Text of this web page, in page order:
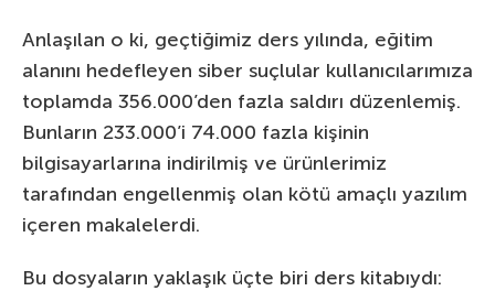
Anlaşılan o ki, geçtiğimiz ders yılında, eğitim
alanını hedefleyen siber suçlular kullanıcılarımıza
toplamda 356.000’den fazla saldırı düzenlemiş.
Bunların 233.000’i 74.000 fazla kişinin
bilgisayarlarına indirilmiş ve ürünlerimiz
tarafından engellenmiş olan kötü amaçlı yazılım
içeren makalelerdi.
Bu dosyaların yaklaşık üçte biri ders kitabıydı: